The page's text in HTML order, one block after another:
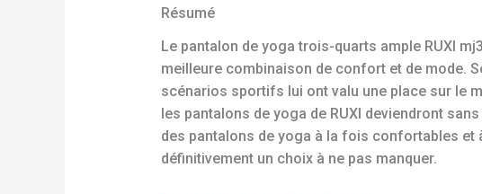
Résumé
Le pantalon de yoga trois-quarts ample RUXI
meilleure combinaison de confort et de mode.
scénarios sportifs lui ont valu une place sur le
les pantalons de yoga de RUXI deviendront
des pantalons de yoga à la fois confortables et
définitivement un choix à ne pas manquer.